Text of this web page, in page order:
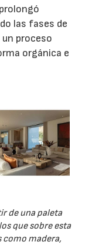
las fases de
proceso
orgánica e
de una paleta
que sobre esta
como madera,